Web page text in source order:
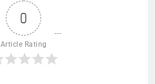
0
Article Rating